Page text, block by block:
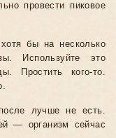
провести пиковое
бы на несколько
Используйте это
Простить кого-то.
лучше не есть.
— организм сейчас